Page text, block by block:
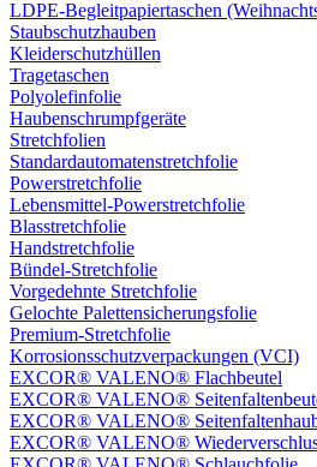
LDPE-Begleitpapiertaschen
Staubschutzhauben
Kleiderschutzhüllen
Tragetaschen
Polyolefinfolie
Haubenschrumpfgeräte
Stretchfolien
Standardautomatenstretchfolie
Powerstretchfolie
Lebensmittel-Powerstretchfolie
Blasstretchfolie
Handstretchfolie
Bündel-Stretchfolie
Vorgedehnte Stretchfolie
Gelochte Palettensicherungsfolie
Premium-Stretchfolie
Korrosionsschutzverpackungen (VCI)
EXCOR® VALENO® Flachbeutel
EXCOR® VALENO®
EXCOR® VALENO®
EXCOR® VALENO®